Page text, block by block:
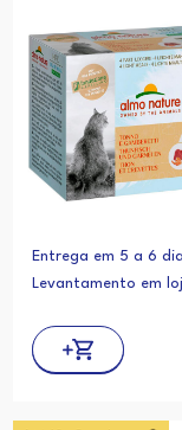
Entrega em 5 a 6
Levantamento em